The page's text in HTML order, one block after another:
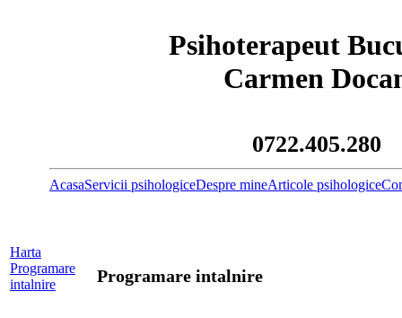
Psihoterapeut
Carmen
0722.405.280
AcasaServicii psihologiceDespre mineArticole psihologice
Harta
Programare
intalnire
Programare intalnire